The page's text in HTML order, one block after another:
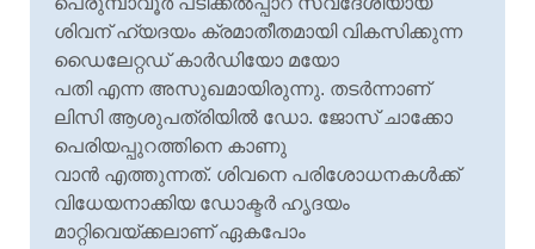
ശിവന് ഹ്യദയം ക്രമാതീതമായി വികസിക്കുന്ന
ഡൈലേറ്റഡ് കാര്ഡിയോ മയോ
പതി എന്ന അസുഖമായിരുന്നു. തടര്ന്നാണ്
ലിസി ആശുപത്രിയില് ഡോ. ജോസ് ചാക്കോ
പെരിയപ്പുറത്തിനെ കാണു
വാന് എത്തുന്നത്. ശിവനെ പരിശോധനകള്ക്ക്
വിധേയനാക്കിയ ഡോക്ടര്ഹൃദയം
മാറ്റിവെയ്ക്കലാണ് ഏകപോം